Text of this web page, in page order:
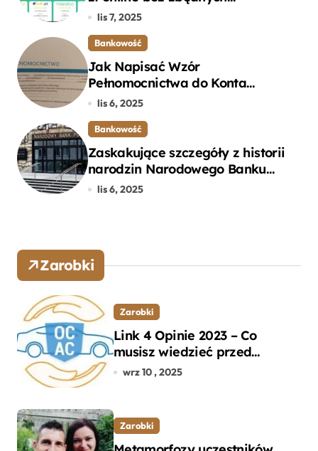
formalności?
lis 7, 2025
Bankowość
Jak Napisać Wzór
Pełnomocnictwa do Konta
Bankowego – Praktyczny
lis 6, 2025
Bankowość
Zaskakujące szczegóły z historii
narodzin Narodowego Banku
Polskiego, o których mogłeś nie
lis 6, 2025
Zarobki
Zarobki
Link 4 Opinie 2023 – Co
musisz wiedzieć przed
wyborem ubezpieczenia OC i
wrz 10 , 2025
Zarobki